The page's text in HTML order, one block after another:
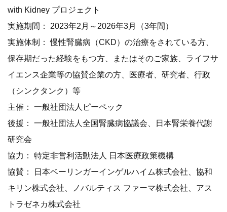
with Kidney プロジェクト
実施期間： 2023年2月～2026年3月（3年間）
実施体制： 慢性腎臓病（CKD）の治療をされている方、
保存期だった経験をもつ方、またはそのご家族、ライフサ
イエンス企業等の協賛企業の方、医療者、研究者、行政
（シンクタンク）等
主催： 一般社団法人ピーペック
後援： 一般社団法人全国腎臓病協議会、日本腎栄養代謝
研究会
協力： 特定非営利活動法人 日本医療政策機構
協賛： 日本ベーリンガーインゲルハイム株式会社、協和
キリン株式会社、ノバルティス ファーマ株式会社、アス
トラゼネカ株式会社